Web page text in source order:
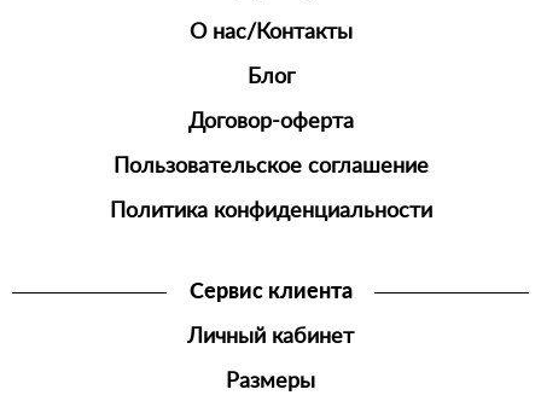
О нас/Контакты
Блог
Договор-оферта
Пользовательское соглашение
Политика конфиденциальности
Сервис клиента
Личный кабинет
Размеры